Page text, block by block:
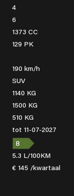
4
6
1373 CC
129 PK
190 km/h
SUV
1140 KG
1500 KG
510 KG
tot 11-07-2027
5.3 L/100KM
€ 145 /kwartaal